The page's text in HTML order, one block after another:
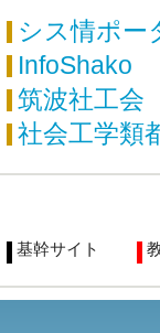
シス情ポー
InfoShako
筑波社工会
社会工学類
基幹サイト